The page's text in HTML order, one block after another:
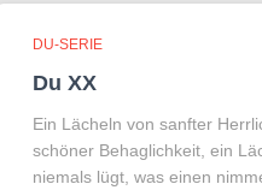
DU-SERIE
Du XX
Ein Lächeln von sanfter
schöner Behaglichkeit, ein
niemals lügt, was einen